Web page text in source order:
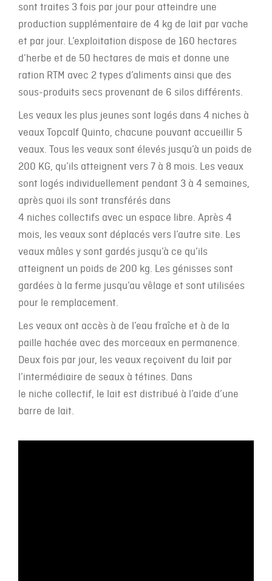
sont traites 3 fois par jour pour atteindre une
production supplémentaire de 4 kg de lait par vache
et par jour. L’exploitation dispose de 160 hectares
d’herbe et de 50 hectares de maïs et donne une
ration RTM avec 2 types d’aliments ainsi que des
sous-produits secs provenant de 6 silos différents.
Les veaux les plus jeunes sont logés dans 4 niches à
veaux Topcalf Quinto, chacune pouvant accueillir 5
veaux. Tous les veaux sont élevés jusqu’à un poids de
200 KG, qu’ils atteignent vers 7 à 8 mois. Les veaux
sont logés individuellement pendant 3 à 4 semaines,
après quoi ils sont transférés dans
4 niches collectifs avec un espace libre. Après 4
mois, les veaux sont déplacés vers l’autre site. Les
veaux mâles y sont gardés jusqu’à ce qu’ils
atteignent un poids de 200 kg. Les génisses sont
gardées à la ferme jusqu’au vêlage et sont utilisées
pour le remplacement.
Les veaux ont accès à de l’eau fraîche et à de la
paille hachée avec des morceaux en permanence.
Deux fois par jour, les veaux reçoivent du lait par
l’intermédiaire de seaux à tétines. Dans
le niche collectif, le lait est distribué à l’aide d’une
barre de lait.